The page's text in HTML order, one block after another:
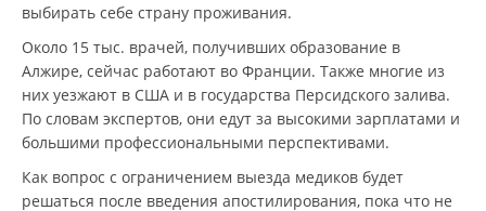
выбирать себе страну проживания.
Около 15 тыс. врачей, получивших образование в
Алжире, сейчас работают во Франции. Также многие из
них уезжают в США и в государства Персидского залива.
По словам экспертов, они едут за высокими зарплатами и
большими профессиональными перспективами.
Как вопрос с ограничением выезда медиков будет
решаться после введения апостилирования, пока что не